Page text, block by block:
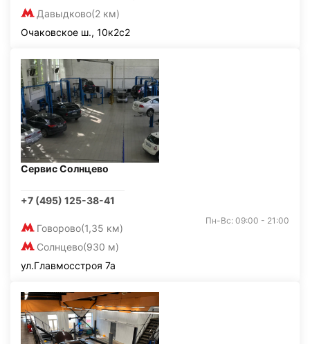
Давыдково(2 км)
Очаковское ш., 10к2с2
Сервис Солнцево
+7 (495) 125-38-41
Говорово(1,35 км)
Солнцево(930 м)
Пн-Вс: 09:00 - 21:00
ул.Главмосстроя 7а